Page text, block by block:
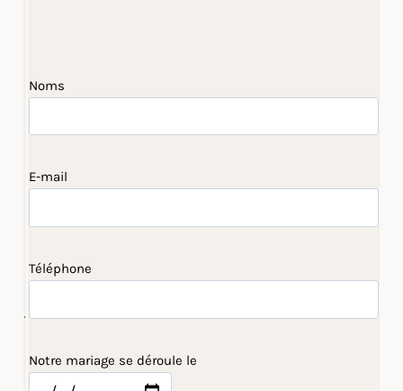
Noms
E-mail
Téléphone
Notre mariage se déroule le